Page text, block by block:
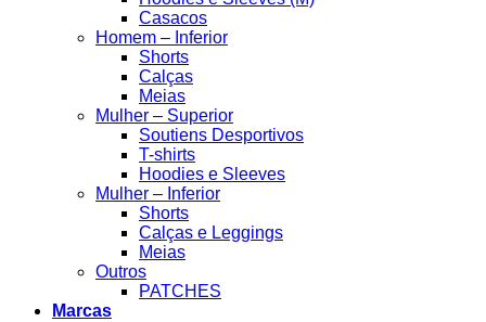
Casacos
Homem – Inferior
Shorts
Calças
Meias
Mulher – Superior
Soutiens Desportivos
T-shirts
Hoodies e Sleeves
Mulher – Inferior
Shorts
Calças e Leggings
Meias
Outros
PATCHES
Marcas